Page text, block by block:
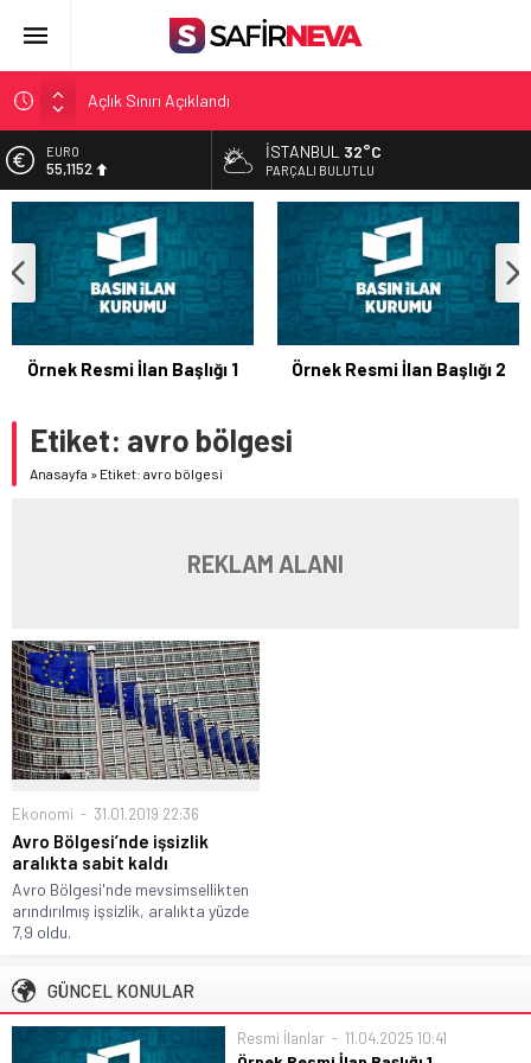
FETÖ’nün kritik ismi tutuklandı
Son dakika… İstanbul’da trafik felç
Yunanistan Başbakanı Çipras Türkiye’ye gelecek
EURO
55,1152
ALTIN
6.529,72
BİST
13.703,13
DOLAR
47,5844
İSTANBUL 32°C
PARÇALI BULUTLU
Örnek Resmi İlan Başlığı 1 Örnek Resmi İlan Başlığı 2
Etiket: avro bölgesi
Anasayfa » Etiket: avro bölgesi
REKLAM ALANI
Ekonomi 31.01.2019 22:36
Avro Bölgesi’nde işsizlik
aralıkta sabit kaldı
Avro Bölgesi'nde mevsimsellikten
arındırılmış işsizlik, aralıkta yüzde
7,9 oldu.
GÜNCEL KONULAR
Resmi İlanlar 11.04.2025 10:41